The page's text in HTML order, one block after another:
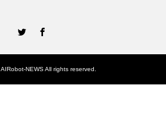
AIRobot-NEWSAll rights reserved.